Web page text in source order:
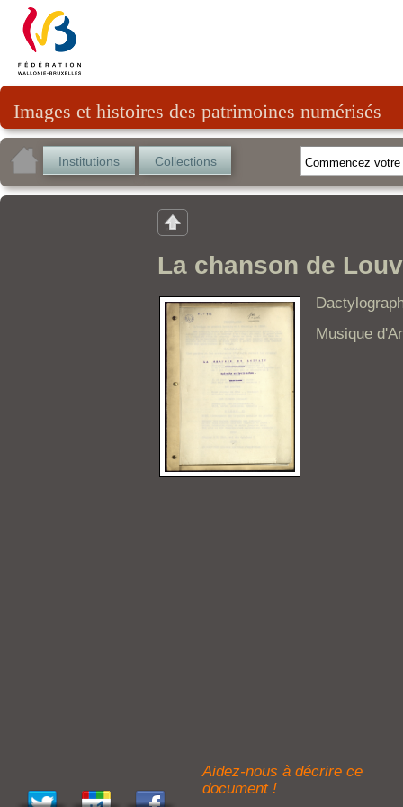
Images et histoires des patrimoines numérisés
Institutions Collections
La chanson de
Musique
Aidez-nous à décrire ce
document !